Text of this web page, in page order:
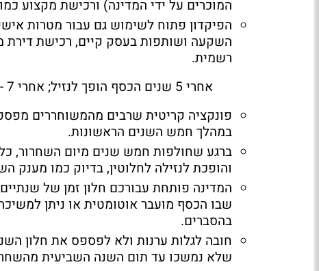
המוכרים על ידי המדינה) ורכישת מקצוע
הפיקדון פתוח לשימוש גם עבור מטרות
השקעה ושותפות בעסק קיים, רכישת דירת
רשמית.
אחרי 5 שנים הכסף הופך לנזיל; אחרי 7 - נמחק
פונקציה קריטית שרבים מהמשוחררים
במהלך חמש השנים הראשונות.
ברגע שחולפות חמש שנים מיום השחרור,
והופכת לנזילה לחלוטין, בדיוק כמו מענק
המדינה פותחת עבורכם חלון זמן של
שבו הכסף מועבר אוטומטית או ניתן
בהסברים.
חובה לגלות ערנות ולא לפספס את חלון
שלא נמשכו עד תום השנה השביעית